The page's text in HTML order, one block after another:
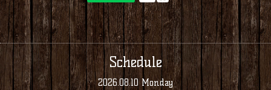
Schedule
2026.08.10 Monday